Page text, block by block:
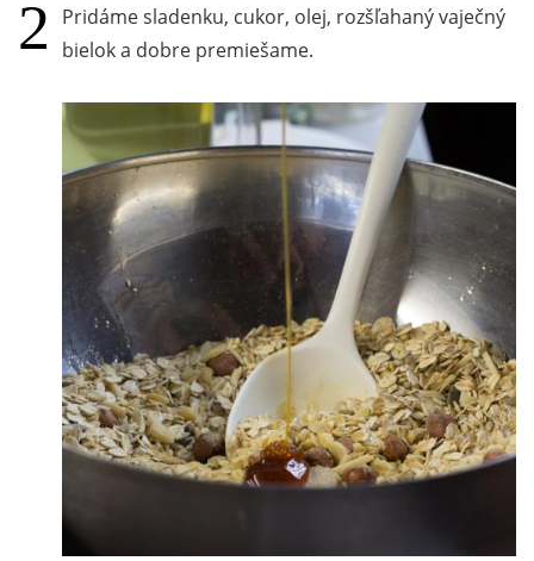
Pridáme sladenku, cukor, olej, rozšľahaný vaječný
bielok a dobre premiešame.